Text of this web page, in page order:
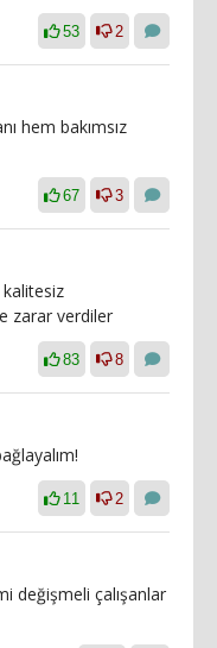
53 2
hem bakımsız
67 3
zarar verdiler
83 8
11 2
değişmeli çalışanlar